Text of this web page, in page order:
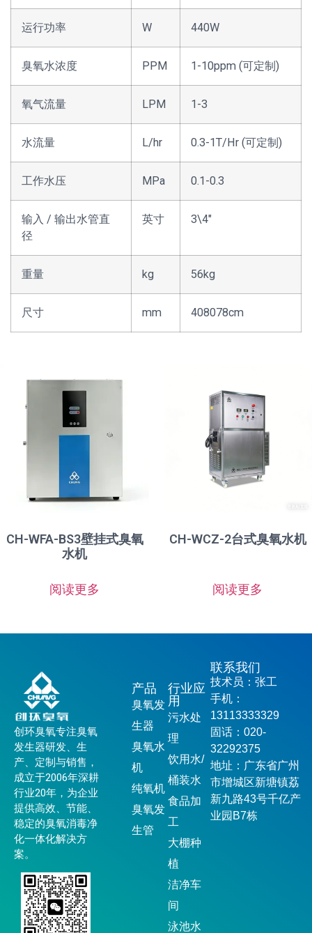
运行功率 W 440W
臭氧水浓度 PPM 1-10ppm (可定制)
氧气流量 LPM 1-3
水流量 L/hr 0.3-1T/Hr (可定制)
工作水压 MPa 0.1-0.3
输入 / 输出水管直
径
英寸 3\4″
重量 kg 56kg
尺寸 mm 408078cm
CH-WFA-BS3壁挂式臭氧
水机
阅读更多
CH-WCZ-2台式臭氧水机
阅读更多
创环臭氧专注臭氧
发生器研发、生
产、定制与销售，
成立于2006年深耕
行业20年，为企业
提供高效、节能、
稳定的臭氧消毒净
化一体化解决方
案。
产品
臭氧发
生器
臭氧水
机
纯氧机
臭氧发
生管
行业应
用
污水处
理
饮用水/
桶装水
食品加
工
大棚种
植
洁净车
间
泳池水
联系我们
技术员：张工
手机：
13113333329
固话：020-
32292375
地址：广东省广州
市增城区新塘镇荔
新九路43号千亿产
业园B7栋